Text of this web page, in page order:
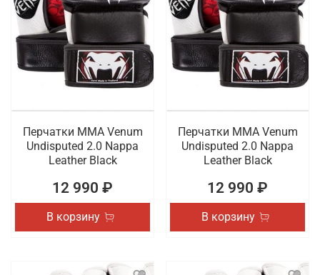
Перчатки ММА Venum
Undisputed 2.0 Nappa
Leather Black
12 990 ₽
В корзину
Перчатки ММА Venum
Undisputed 2.0 Nappa
Leather Black
12 990 ₽
В корзину